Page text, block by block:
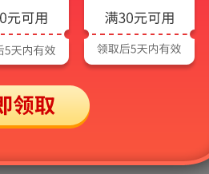
充值后继续使用”？
统会默认赠送一定的免费额度，当免费
，出现该提示并不会影响非AI功能的使